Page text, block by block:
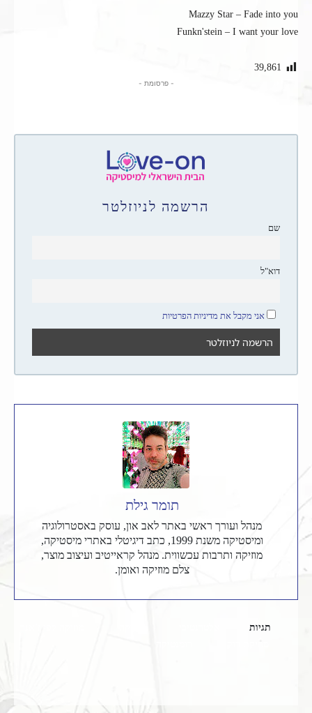
Mazzy Star – Fade into you
Funkn'stein – I want your love
39,861
- פרסומת -
הרשמה לניוזלטר
שם
דוא"ל
אני מקבל את מדיניות הפרטיות
תומר גילת
מנהל ועורך ראשי באתר לאב און, עוסק באסטרולוגיה
ומיסטיקה משנת 1999, כתב דיגיטלי באתרי מיסטיקה,
מוזיקה ותרבות עכשווית. מנהל קראייטיב ועיצוב מוצר,
צלם מוזיקה ואומן.
תגיות